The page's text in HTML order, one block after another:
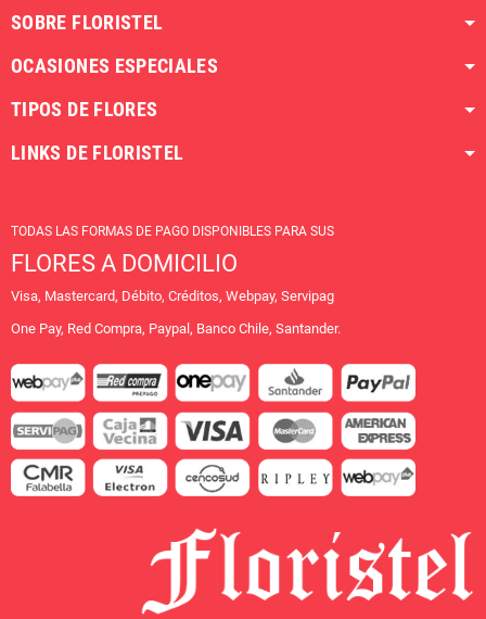
SOBRE FLORISTEL
OCASIONES ESPECIALES
TIPOS DE FLORES
LINKS DE FLORISTEL
TODAS LAS FORMAS DE PAGO DISPONIBLES PARA SUS
FLORES A DOMICILIO
Visa, Mastercard, Débito, Créditos, Webpay, Servipag
One Pay, Red Compra, Paypal, Banco Chile, Santander.